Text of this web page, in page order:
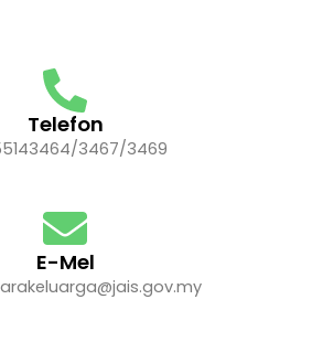
Telefon
3467/3469
E-Mel